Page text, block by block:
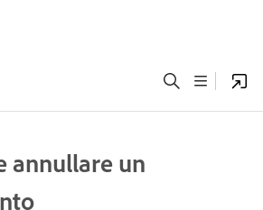
annullare un